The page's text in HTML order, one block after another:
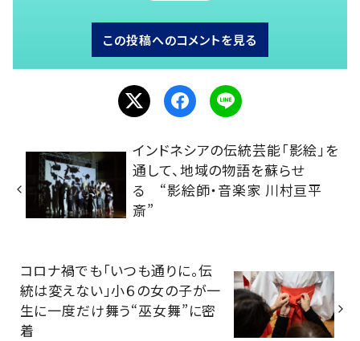
この投稿へのコメントを見る
インドネシアの伝統芸能「影絵」を
通して、地域の物語を蘇らせ
る “影絵師・音楽家 川村亘平
斎”
コロナ禍でも「いつも通りに。伝
統は変えない」小６の女の子が一
生に一度だけ舞う“巫女舞”に密
着